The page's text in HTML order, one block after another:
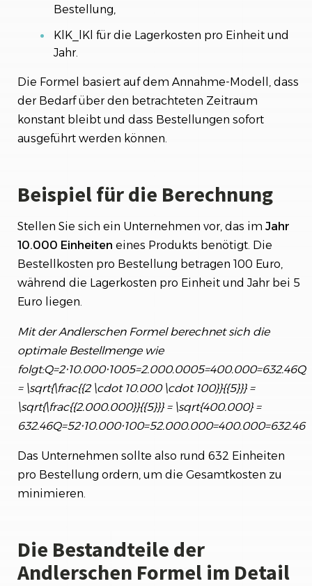
Bestellung,
KlK_lKl​ für die Lagerkosten pro Einheit und
Jahr.
Die Formel basiert auf dem Annahme-Modell, dass
der Bedarf über den betrachteten Zeitraum
konstant bleibt und dass Bestellungen sofort
ausgeführt werden können.
Beispiel für die Berechnung
Stellen Sie sich ein Unternehmen vor, das im Jahr
10.000 Einheiten eines Produkts benötigt. Die
Bestellkosten pro Bestellung betragen 100 Euro,
während die Lagerkosten pro Einheit und Jahr bei 5
Euro liegen.
Mit der Andlerschen Formel berechnet sich die
optimale Bestellmenge wie
folgt:Q=2⋅10.000⋅1005=2.000.0005=400.000=632.46Q
= \sqrt{\frac{{2 \cdot 10.000 \cdot 100}}{{5}}} =
\sqrt{\frac{{2.000.000}}{{5}}} = \sqrt{400.000} =
632.46Q=52⋅10.000⋅100​​=52.000.000​​=400.000​=632.46
Das Unternehmen sollte also rund 632 Einheiten
pro Bestellung ordern, um die Gesamtkosten zu
minimieren.
Die Bestandteile der
Andlerschen Formel im Detail